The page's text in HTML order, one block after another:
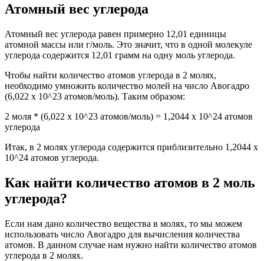
Атомный вес углерода
Атомный вес углерода равен примерно 12,01 единицы
атомной массы или г/моль. Это значит, что в одной молекуле
углерода содержится 12,01 грамм на одну моль углерода.
Чтобы найти количество атомов углерода в 2 молях,
необходимо умножить количество молей на число Авогадро
(6,022 x 10^23 атомов/моль). Таким образом:
2 моля * (6,022 x 10^23 атомов/моль) = 1,2044 x 10^24 атомов
углерода
Итак, в 2 молях углерода содержится приблизительно 1,2044 x
10^24 атомов углерода.
Как найти количество атомов в 2 моль
углерода?
Если нам дано количество вещества в молях, то мы можем
использовать число Авогадро для вычисления количества
атомов. В данном случае нам нужно найти количество атомов
углерода в 2 молях.